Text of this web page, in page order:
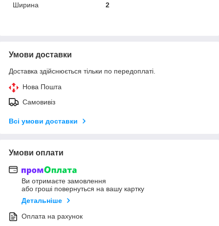
Ширина
2
Умови доставки
Доставка здійснюється тільки по передоплаті.
Нова Пошта
Самовивіз
Всі умови доставки
Умови оплати
Ви отримаєте замовлення
або гроші повернуться на вашу картку
Детальніше
Оплата на рахунок